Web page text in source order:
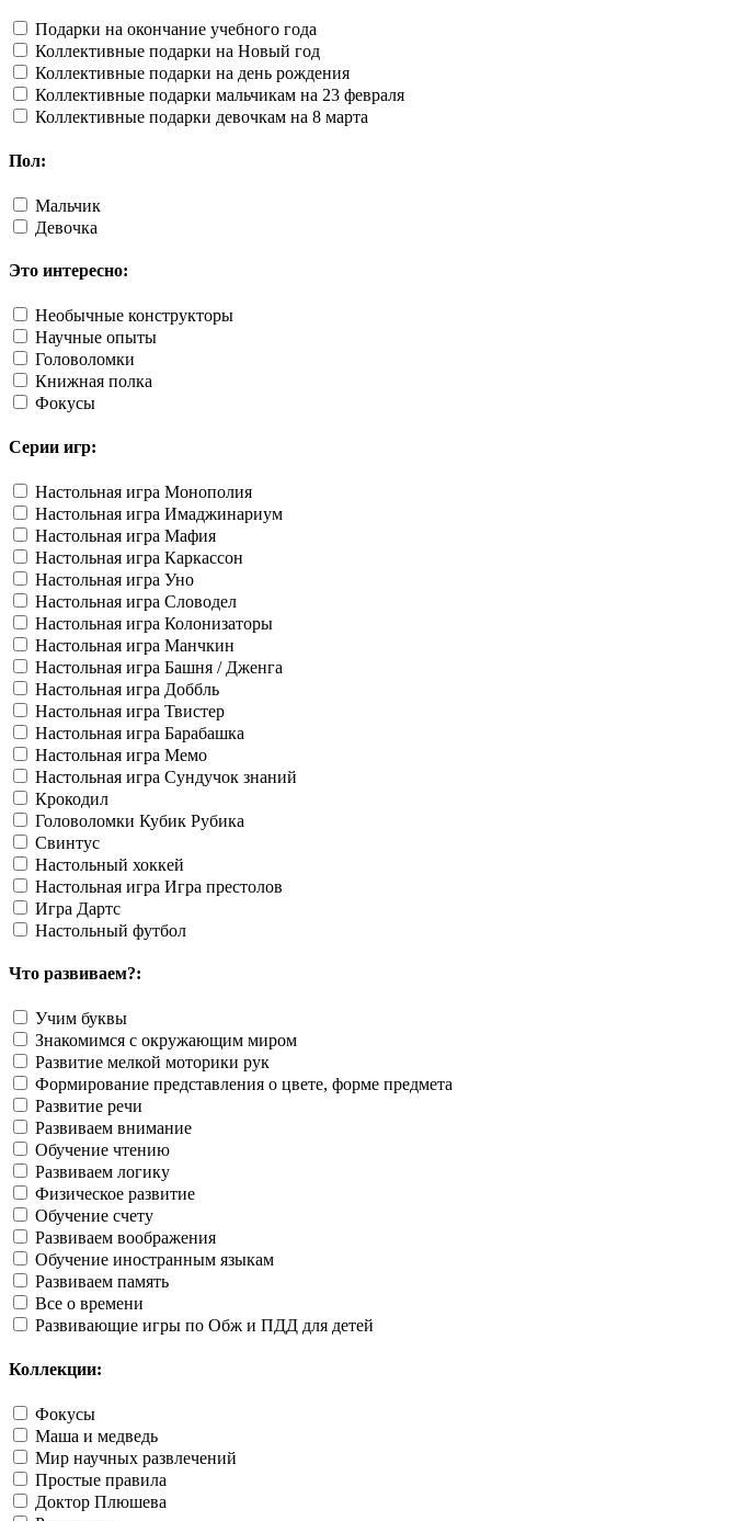
Подарки на окончание учебного года
Коллективные подарки на Новый год
Коллективные подарки на день рождения
Коллективные подарки мальчикам на 23 февраля
Коллективные подарки девочкам на 8 марта
Пол:
Мальчик
Девочка
Это интересно:
Необычные конструкторы
Научные опыты
Головоломки
Книжная полка
Фокусы
Серии игр:
Настольная игра Монополия
Настольная игра Имаджинариум
Настольная игра Мафия
Настольная игра Каркассон
Настольная игра Уно
Настольная игра Словодел
Настольная игра Колонизаторы
Настольная игра Манчкин
Настольная игра Башня / Дженга
Настольная игра Доббль
Настольная игра Твистер
Настольная игра Барабашка
Настольная игра Мемо
Настольная игра Сундучок знаний
Крокодил
Головоломки Кубик Рубика
Свинтус
Настольный хоккей
Настольная игра Игра престолов
Игра Дартс
Настольный футбол
Что развиваем?:
Учим буквы
Знакомимся с окружающим миром
Развитие мелкой моторики рук
Формирование представления о цвете, форме предмета
Развитие речи
Развиваем внимание
Обучение чтению
Развиваем логику
Физическое развитие
Обучение счету
Развиваем воображения
Обучение иностранным языкам
Развиваем память
Все о времени
Развивающие игры по Обж и ПДД для детей
Коллекции:
Фокусы
Маша и медведь
Мир научных развлечений
Простые правила
Доктор Плюшева